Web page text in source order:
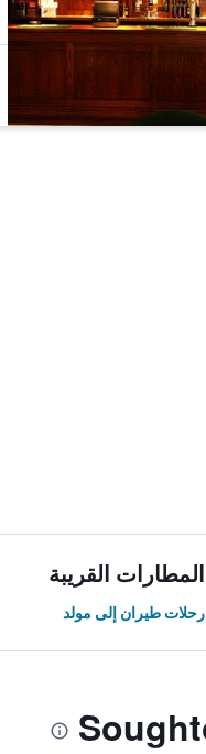
المطارات القريبة
رحلات طيران إلى مولد